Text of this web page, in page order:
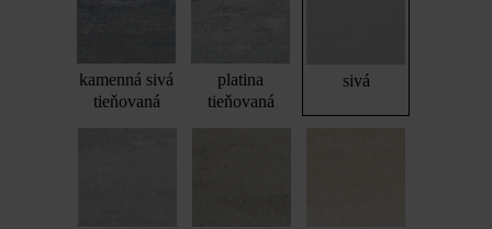
kamenná sivá
tieňovaná
platina
tieňovaná
sivá